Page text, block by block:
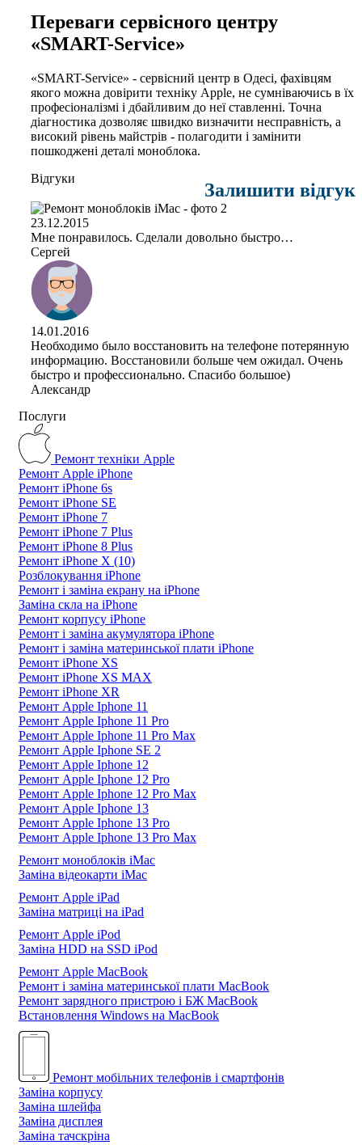
Переваги сервісного центру
«SMART-Service»
«SMART-Service» - сервісний центр в Одесі, фахівцям
якого можна довірити техніку Apple, не сумніваючись в їх
професіоналізмі і дбайливим до неї ставленні. Точна
діагностика дозволяє швидко визначити несправність, а
високий рівень майстрів - полагодити і замінити
пошкоджені деталі моноблока.
Залишити відгук
Відгуки
23.12.2015
Мне понравилось. Сделали довольно быстро…
Сергей
14.01.2016
Необходимо было восстановить на телефоне потерянную
информацию. Восстановили больше чем ожидал. Очень
быстро и профессионально. Спасибо большое)
Александр
Послуги
Ремонт техніки Apple
Ремонт Apple iPhone
Ремонт iPhone 6s
Ремонт iPhone SE
Ремонт iPhone 7
Ремонт iPhone 7 Plus
Ремонт iPhone 8 Plus
Ремонт iPhone X (10)
Розблокування iPhone
Ремонт і заміна екрану на iPhone
Заміна скла на iPhone
Ремонт корпусу iPhone
Ремонт і заміна акумулятора iPhone
Ремонт і заміна материнської плати iPhone
Ремонт iPhone XS
Ремонт iPhone XS MAX
Ремонт iPhone XR
Ремонт Apple Iphone 11
Ремонт Apple Iphone 11 Pro
Ремонт Apple Iphone 11 Pro Max
Ремонт Apple Iphone SE 2
Ремонт Apple Iphone 12
Ремонт Apple Iphone 12 Pro
Ремонт Apple Iphone 12 Pro Max
Ремонт Apple Iphone 13
Ремонт Apple Iphone 13 Pro
Ремонт Apple Iphone 13 Pro Max
Ремонт моноблоків iMac
Заміна відеокарти iMac
Ремонт Apple iPad
Заміна матриці на iPad
Ремонт Apple iPod
Заміна HDD на SSD iPod
Ремонт Apple MacBook
Ремонт і заміна материнської плати MacBook
Ремонт зарядного пристрою і БЖ MacBook
Встановлення Windows на MacBook
Ремонт мобільних телефонів і смартфонів
Заміна корпусу
Заміна шлейфа
Заміна дисплея
Заміна тачскріна